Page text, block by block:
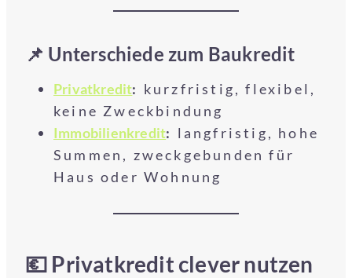
📌 Unterschiede zum Baukredit
Privatkredit: kurzfristig, flexibel,
keine Zweckbindung
Immobilienkredit: langfristig, hohe
Summen, zweckgebunden für
Haus oder Wohnung
💶 Privatkredit clever nutzen